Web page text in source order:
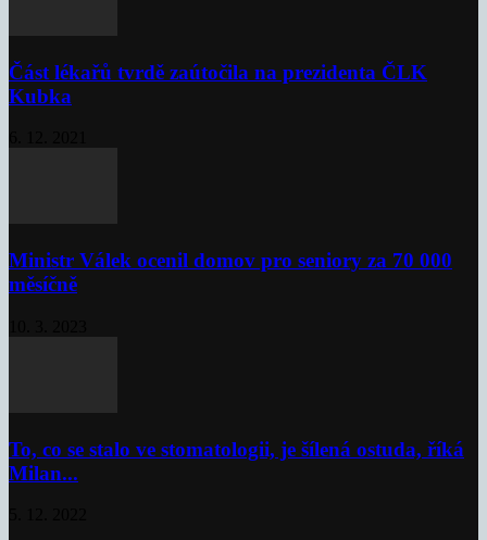
Část lékařů tvrdě zaútočila na prezidenta ČLK
Kubka
Ministr Válek ocenil domov pro seniory za 70 000
měsíčně
To, co se stalo ve stomatologii, je šílená ostuda, říká
Milan...